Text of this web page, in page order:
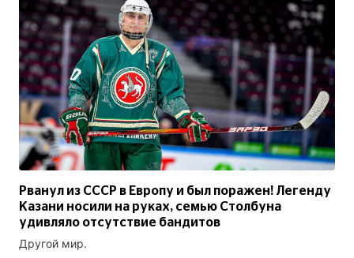
Рванул из СССР в Европу и был поражен! Легенду
Казани носили на руках, семью Столбуна
удивляло отсутствие бандитов
Другой мир.